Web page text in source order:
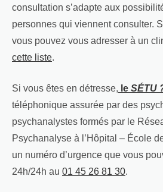
consultation s’adapte aux
personnes qui viennent consulter.
vous pouvez vous adresser à un
cette liste.
Si vous êtes en détresse, le SÉTU
téléphonique assurée par des
psychanalystes formés par le
Psychanalyse à l’Hôpital – École
un numéro d’urgence que vous
24h/24h au 01 45 26 81 30.